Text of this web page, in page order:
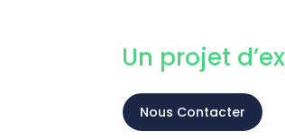
Un projet
Nous Contacter